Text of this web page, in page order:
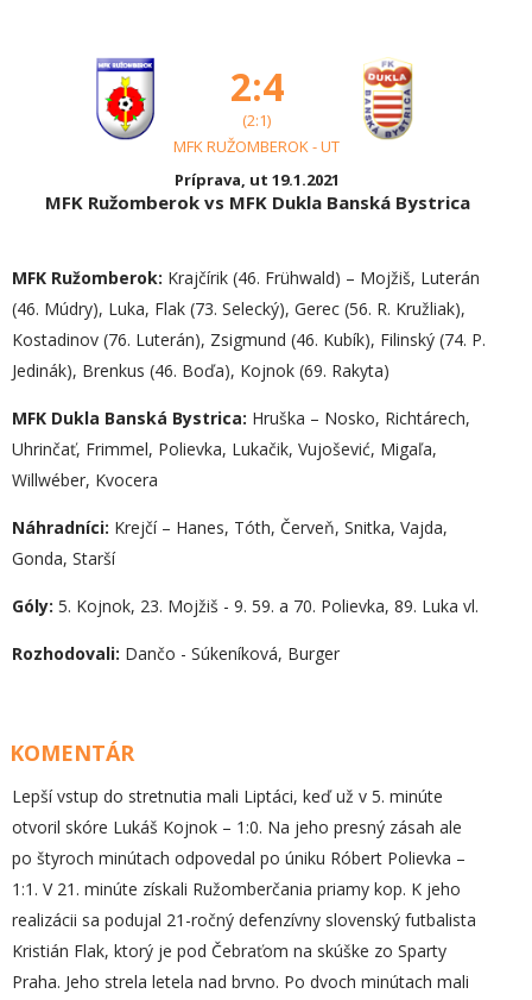
2:4
(2:1)
MFK RUŽOMBEROK - UT
Príprava, ut 19.1.2021
MFK Ružomberok vs MFK Dukla Banská Bystrica
MFK Ružomberok: Krajčírik (46. Frühwald) – Mojžiš, Luterán
(46. Múdry), Luka, Flak (73. Selecký), Gerec (56. R. Kružliak),
Kostadinov (76. Luterán), Zsigmund (46. Kubík), Filinský (74. P.
Jedinák), Brenkus (46. Boďa), Kojnok (69. Rakyta)
MFK Dukla Banská Bystrica: Hruška – Nosko, Richtárech,
Uhrinčať, Frimmel, Polievka, Lukačik, Vujošević, Migaľa,
Willwéber, Kvocera
Náhradníci: Krejčí – Hanes, Tóth, Červeň, Snitka, Vajda,
Gonda, Starší
Góly: 5. Kojnok, 23. Mojžiš - 9. 59. a 70. Polievka, 89. Luka vl.
Rozhodovali: Dančo - Súkeníková, Burger
KOMENTÁR
Lepší vstup do stretnutia mali Liptáci, keď už v 5. minúte
otvoril skóre Lukáš Kojnok – 1:0. Na jeho presný zásah ale
po štyroch minútach odpovedal po úniku Róbert Polievka –
1:1. V 21. minúte získali Ružomberčania priamy kop. K jeho
realizácii sa podujal 21-ročný defenzívny slovenský futbalista
Kristián Flak, ktorý je pod Čebraťom na skúške zo Sparty
Praha. Jeho strela letela nad brvno. Po dvoch minútach mali